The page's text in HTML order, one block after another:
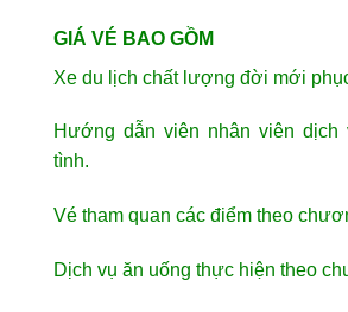
GIÁ VÉ BAO GỒM
Xe du lịch chất lượng đời mới
Hướng dẫn viên nhân viên dịch
tình.
Vé tham quan các điểm theo
Dịch vụ ăn uống thực hiện theo